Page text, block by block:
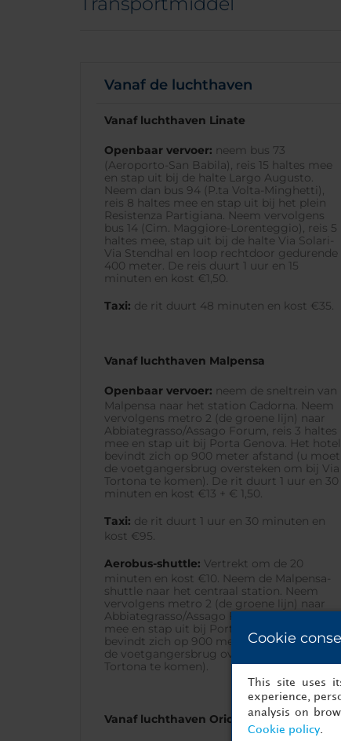
Vanaf de luchthaven
Vanaf luchthaven Linate
Openbaar vervoer: neem bus 73
(Aeroporto-San Babila), reis 15 haltes mee
en stap uit bij de halte Largo Augusto.
Neem dan bus 94 (P.ta Volta-Minghetti),
reis 8 haltes mee en stap uit bij het plein
Resistenza Partigiana. Neem vervolgens
bus 14 (Cim. Maggiore-Lorenteggio), reis 5
haltes mee, stap uit bij de halte Via Solari-
Via Stendhal en loop rechtdoor gedurende
400 meter. De reis duurt 1 uur en 15
minuten en kost €1,50.
Taxi: de rit duurt 48 minuten en kost €35.
Vanaf luchthaven Malpensa
Openbaar vervoer: neem de sneltrein van
Malpensa naar het station Cadorna. Neem
vervolgens metro 2 (de groene lijn) naar
Abbiategrasso/Assago Forum, reis 3 haltes
mee en stap uit bij Porta Genova. Het hotel
bevindt zich op 900 meter afstand (u moet
de voetgangersbrug oversteken om bij Via
Tortona te komen). De rit duurt 1 uur en 30
minuten en kost €13 + € 1,50.
Taxi: de rit duurt 1 uur en 30 minuten en
kost €95.
Aerobus-shuttle: Vertrekt om de 20
minuten en kost €10. Neem de Malpensa-
shuttle naar het centraal station. Neem
vervolgens metro 2 (de groene lijn) naar
Abbiategrasso/Assago Forum, reis 8 haltes
mee en stap uit bij Porta Genova. Het hotel
bevindt zich op 900 meter afstand (u moet
de voetgangersbrug oversteken om bij Via
Tortona te komen).
Vanaf luchthaven Orio al Serio
Cookie
This site uses
experience,
analysis on
Cookie policy.